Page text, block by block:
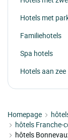
Hotels met
Familiehotels
Spa hotels
Hotels aan zee
Homepage
hôtels Franche-
hôtels